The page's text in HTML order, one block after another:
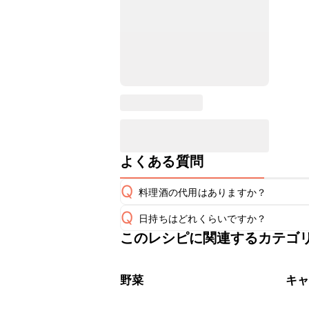
よくある質問
Q 料理酒の代用はありますか？
A
Q 日持ちはどれくらいですか？
保存期間は冷蔵で翌日中が目安です
※日持ちは目安です。
このレシピに関連するカテゴ
野菜 キ